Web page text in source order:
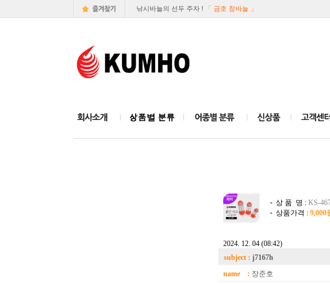
낚시바늘의 선두 주자 ! 「 금호 참바늘 」
상 품 명 : KS-
상품가격 : 9,000
2024. 12. 04 (08:42)
subject : j7167h
name : 장준호